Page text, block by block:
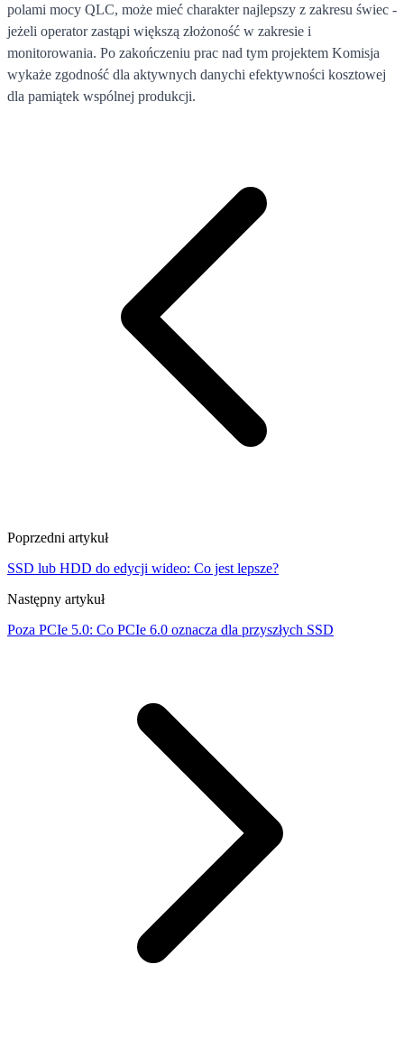
polami mocy QLC, może mieć charakter najlepszy z zakresu świec -
jeżeli operator zastąpi większą złożoność w zakresie i
monitorowania. Po zakończeniu prac nad tym projektem Komisja
wykaże zgodność dla aktywnych danychi efektywności kosztowej
dla pamiątek wspólnej produkcji.
Poprzedni artykuł
SSD lub HDD do edycji wideo: Co jest lepsze?
Następny artykuł
Poza PCIe 5.0: Co PCIe 6.0 oznacza dla przyszłych SSD